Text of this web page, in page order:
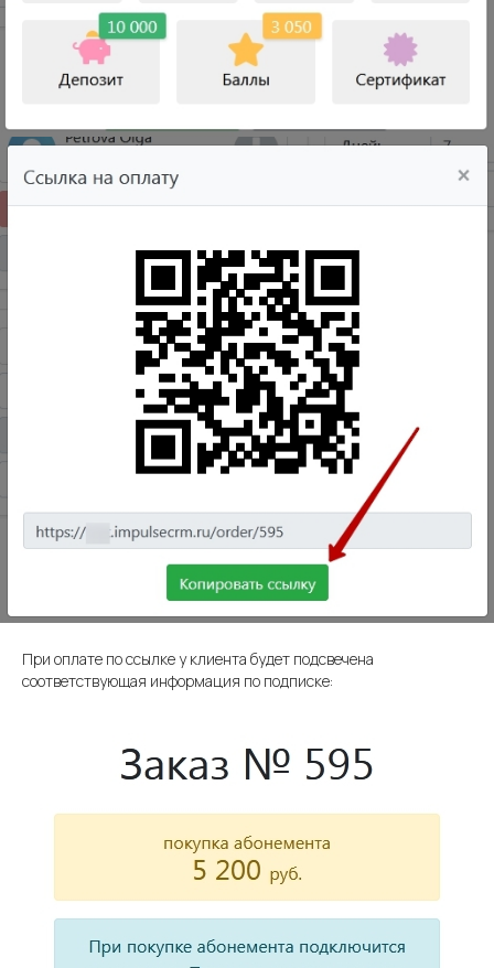
При оплате по ссылке у клиента будет подсвечена
соответствующая информация по подписке:
impulseCRM
Возможности
Для кого
Школы танцев
Фитнес-клубы
Фитнес-студии
Йога-студии
Школы единоборств
абонементов
Запись клиентов
Виджет расписания